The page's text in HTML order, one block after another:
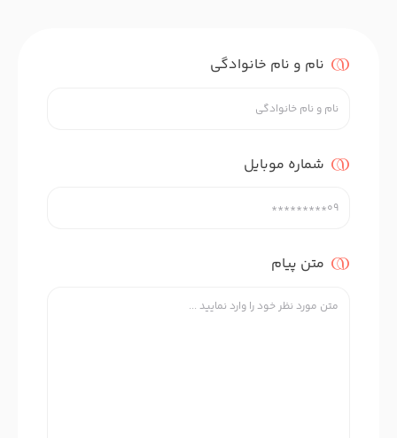
نام و نام خانوادگی
شماره موبایل
متن پیام